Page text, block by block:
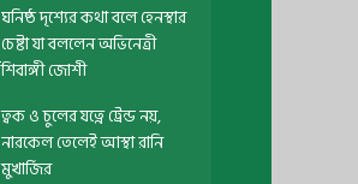
ঘনিষ্ঠ দৃশ্যের কথা বলে হেনস্থার
চেষ্টা যা বললেন অভিনেত্রী
শিবাঙ্গী জোশী
ত্বক ও চুলের যত্নে ট্রেন্ড নয়,
নারকেল তেলেই আস্থা রানি
মুখার্জির